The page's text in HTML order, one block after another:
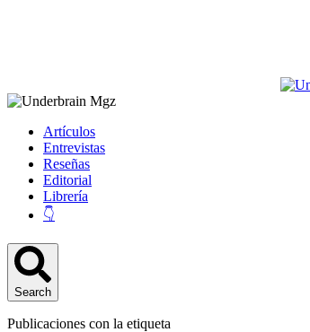
Artículos
Entrevistas
Reseñas
Editorial
Librería
👇
Search
Publicaciones con la etiqueta